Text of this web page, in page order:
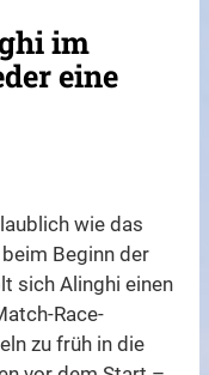
im
eine
wie das
Beginn der
sich Alinghi einen
Race-
zu früh in die